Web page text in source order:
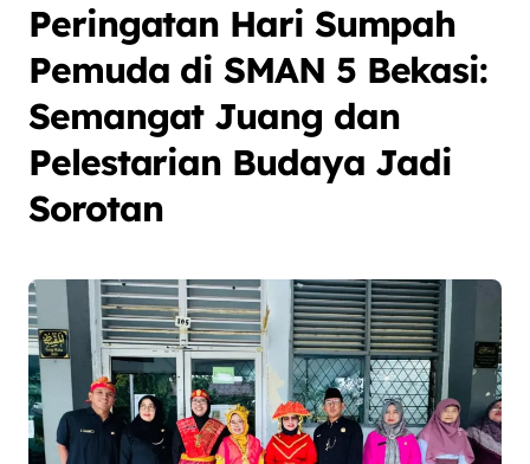
Peringatan Hari Sumpah
Pemuda di SMAN 5 Bekasi:
Semangat Juang dan
Pelestarian Budaya Jadi
Sorotan